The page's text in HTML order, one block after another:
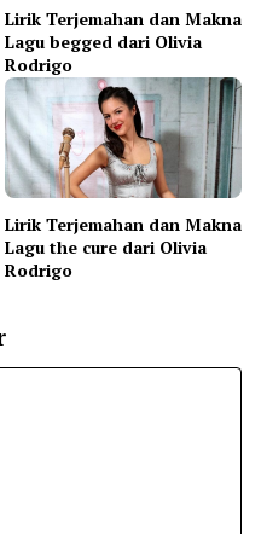
Lirik Terjemahan dan Makna
Lagu begged dari Olivia
Rodrigo
Lirik Terjemahan dan Makna
Lagu the cure dari Olivia
Rodrigo